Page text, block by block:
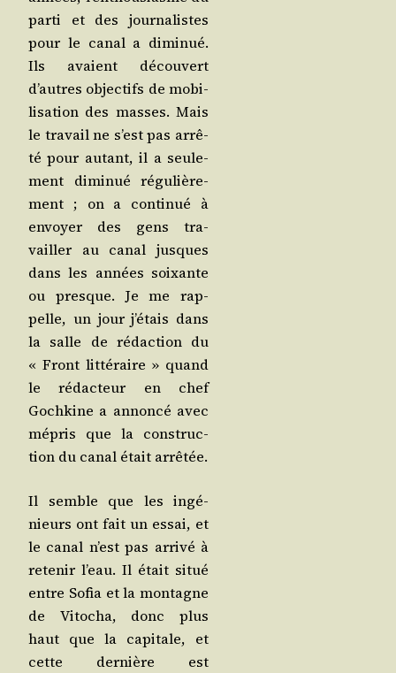
par­ti et des jour­na­listes
pour le canal a dimi­nué.
Ils avaient décou­vert
d’autres objec­tifs de mobi­
li­sa­tion des masses. Mais
le tra­vail ne s’est pas arrê­
té pour autant, il a seule­
ment dimi­nué régu­liè­re­
ment ; on a conti­nué à
envoyer des gens tra­
vailler au canal jusques
dans les années soixante
ou presque. Je me rap­
pelle, un jour j’é­tais dans
la salle de rédac­tion du
« Front lit­té­raire » quand
le rédac­teur en chef
Goch­kine a annon­cé avec
mépris que la construc­
tion du canal était arrêtée.
Il semble que les ingé­
nieurs ont fait un essai, et
le canal n’est pas arri­vé à
rete­nir l’eau. Il était situé
entre Sofia et la mon­tagne
de Vito­cha, donc plus
haut que la capi­tale, et
cette der­nière est